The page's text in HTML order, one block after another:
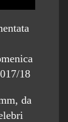
18
da